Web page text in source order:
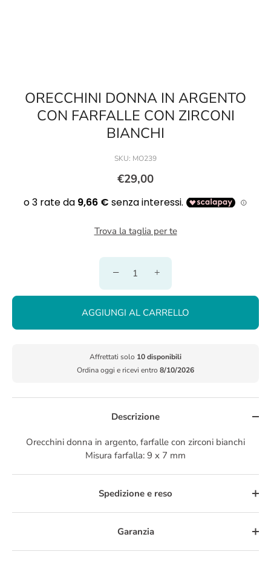
ORECCHINI DONNA IN ARGENTO
CON FARFALLE CON ZIRCONI
BIANCHI
SKU: MO239
€29,00
Trova la taglia per te
− +
AGGIUNGI AL CARRELLO
Affrettati solo 10 disponibili
Ordina oggi e ricevi entro 8/10/2026
Descrizione
Orecchini donna in argento, farfalle con zirconi bianchi
Misura farfalla: 9 x 7 mm
Spedizione e reso
Garanzia